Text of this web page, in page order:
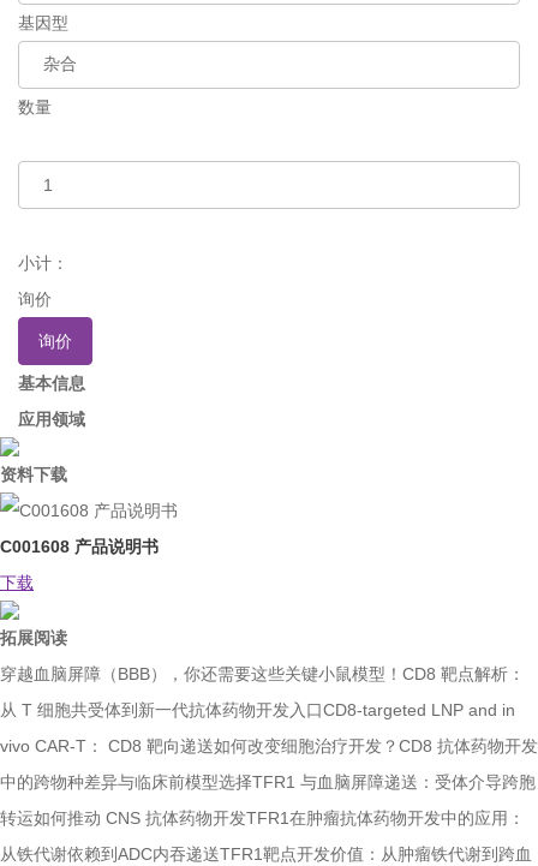
基因型
数量
小计：
询价
询价
基本信息
应用领域
资料下载
C001608 产品说明书
下载
拓展阅读
穿越血脑屏障（BBB），你还需要这些关键小鼠模型！ CD8 靶点解析：
从 T 细胞共受体到新一代抗体药物开发入口CD8-targeted LNP and in
vivo CAR-T： CD8 靶向递送如何改变细胞治疗开发？ CD8 抗体药物开发
中的跨物种差异与临床前模型选择TFR1 与血脑屏障递送：受体介导跨胞
转运如何推动 CNS 抗体药物开发TFR1在肿瘤抗体药物开发中的应用：
从铁代谢依赖到ADC内吞递送TFR1靶点开发价值：从肿瘤铁代谢到跨血